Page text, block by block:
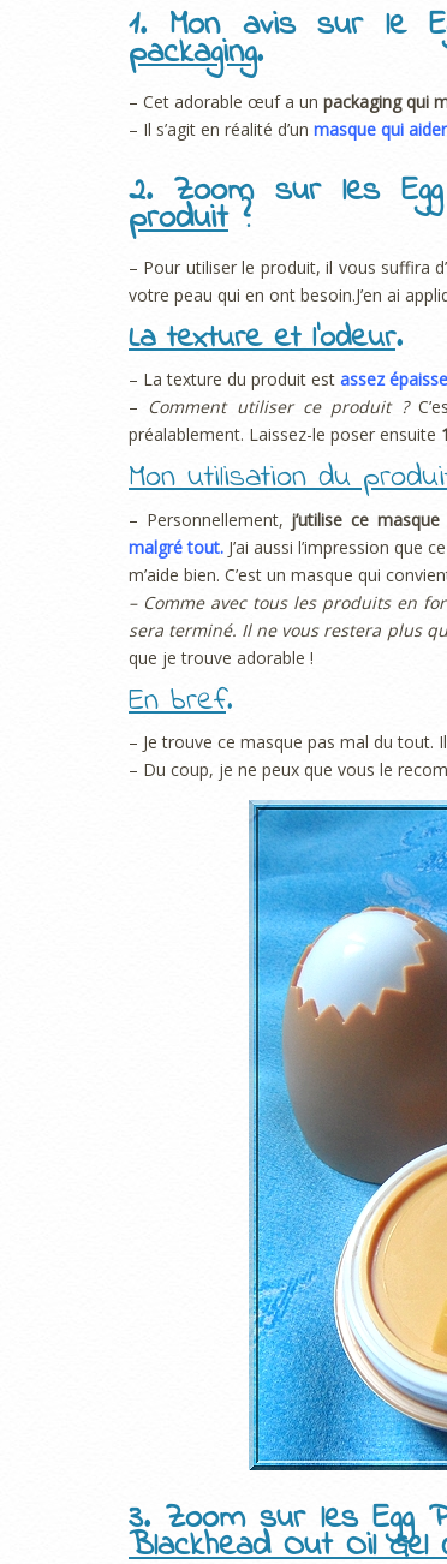
1. Mon avis sur le
packaging.
– Cet adorable œuf a un packaging qui
– Il s’agit en réalité d’un masque qui
2. Zoom sur les
produit?
– Pour utiliser le produit, il vous suffira
votre peau qui en ont besoin.J’en ai
La texture et l’odeur.
– La texture du produit est assez
– Comment utiliser ce produit ?
préalablement. Laissez-le poser ensuite
Mon utilisation du
– Personnellement, j’utilise ce
malgré tout. J’ai aussi l’impression que
m’aide bien. C’est un masque qui
– Comme avec tous les produits en
sera terminé. Il ne vous restera plus
que je trouve adorable !
En bref.
– Je trouve ce masque pas mal du tout.
– Du coup, je ne peux que vous le
3. Zoom sur les Egg
Blackhead Out Oil